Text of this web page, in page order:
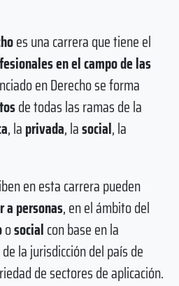
es una carrera que tiene el
en el campo de las
en Derecho se forma
de todas las ramas de la
, laprivada, lasocial, la
en esta carrera pueden
a personas, en el ámbito del
osocialcon base en la
la jurisdicción del país de
de sectores de aplicación.